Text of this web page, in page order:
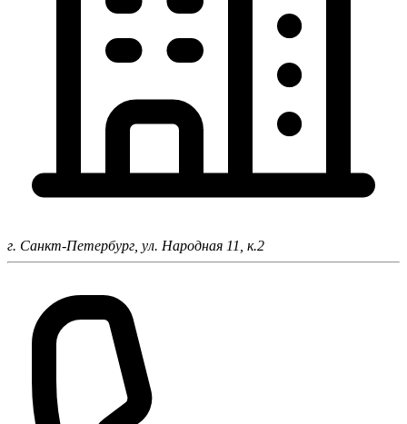
г. Санкт-Петербург, ул. Народная 11, к.2